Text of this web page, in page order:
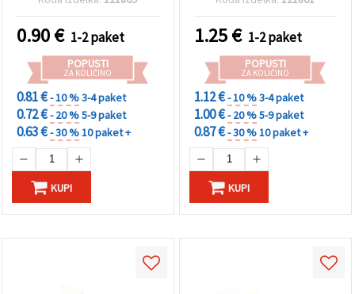
0.90€ 1-2 paket
POPUSTI
ZA KOLIČINO
0.81 €- 10 %3-4 paket
0.72 €- 20 %5-9 paket
0.63 €- 30 %10 paket +
KUPI
1.25€ 1-2 paket
POPUSTI
ZA KOLIČINO
1.12 €- 10 %3-4 paket
1.00 €- 20 %5-9 paket
0.87 €- 30 %10 paket +
KUPI